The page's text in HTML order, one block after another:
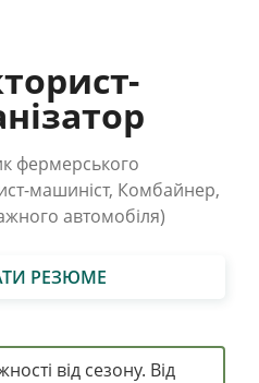
фермерського
машиніст, Комбайнер,
автомобіля)
РЕЗЮМЕ
від сезону. Від